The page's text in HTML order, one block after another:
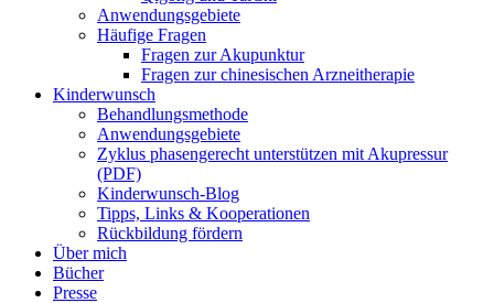
Anwendungsgebiete
Häufige Fragen
Fragen zur Akupunktur
Fragen zur chinesischen Arzneitherapie
Kinderwunsch
Behandlungsmethode
Anwendungsgebiete
Zyklus phasengerecht unterstützen mit Akupressur
(PDF)
Kinderwunsch-Blog
Tipps, Links & Kooperationen
Rückbildung fördern
Über mich
Bücher
Presse